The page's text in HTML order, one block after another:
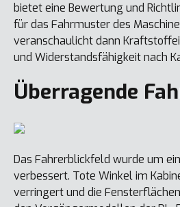
bietet eine Bewertung und
für das Fahrmuster des
veranschaulicht dann
und Widerstandsfähigkeit nach
Überragende
Das Fahrerblickfeld wurde um
verbessert. Tote Winkel im
verringert und die